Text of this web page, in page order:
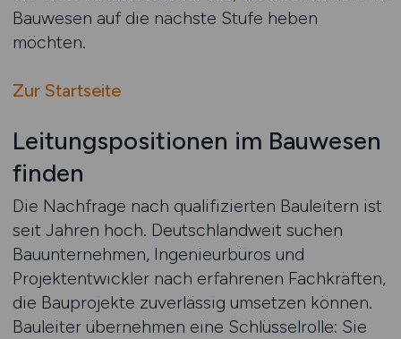
Bauwesen auf die nächste Stufe heben
möchten.
Zur Startseite
Leitungspositionen im Bauwesen
finden
Die Nachfrage nach qualifizierten Bauleitern ist
seit Jahren hoch. Deutschlandweit suchen
Bauunternehmen, Ingenieurbüros und
Projektentwickler nach erfahrenen Fachkräften,
die Bauprojekte zuverlässig umsetzen können.
Bauleiter übernehmen eine Schlüsselrolle: Sie